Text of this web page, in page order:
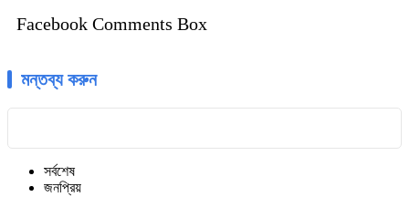
Facebook Comments Box
মন্তব্য করুন
সর্বশেষ
জনপ্রিয়